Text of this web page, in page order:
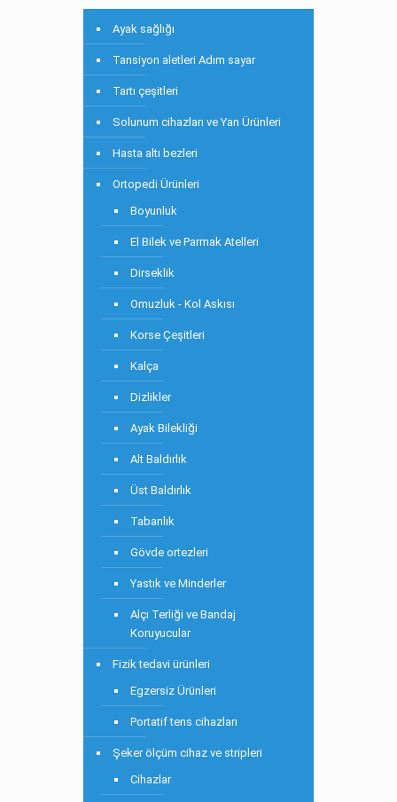
Ayak sağlığı
Tansiyon aletleri Adım sayar
Tartı çeşitleri
Solunum cihazları ve Yan Ürünleri
Hasta altı bezleri
Ortopedi Ürünleri
Boyunluk
El Bilek ve Parmak Atelleri
Dirseklik
Omuzluk - Kol Askısı
Korse Çeşitleri
Kalça
Dizlikler
Ayak Bilekliği
Alt Baldırlık
Üst Baldırlık
Tabanlık
Gövde ortezleri
Yastık ve Minderler
Alçı Terliği ve Bandaj
Koruyucular
Fizik tedavi ürünleri
Egzersiz Ürünleri
Portatif tens cihazları
Şeker ölçüm cihaz ve stripleri
Cihazlar